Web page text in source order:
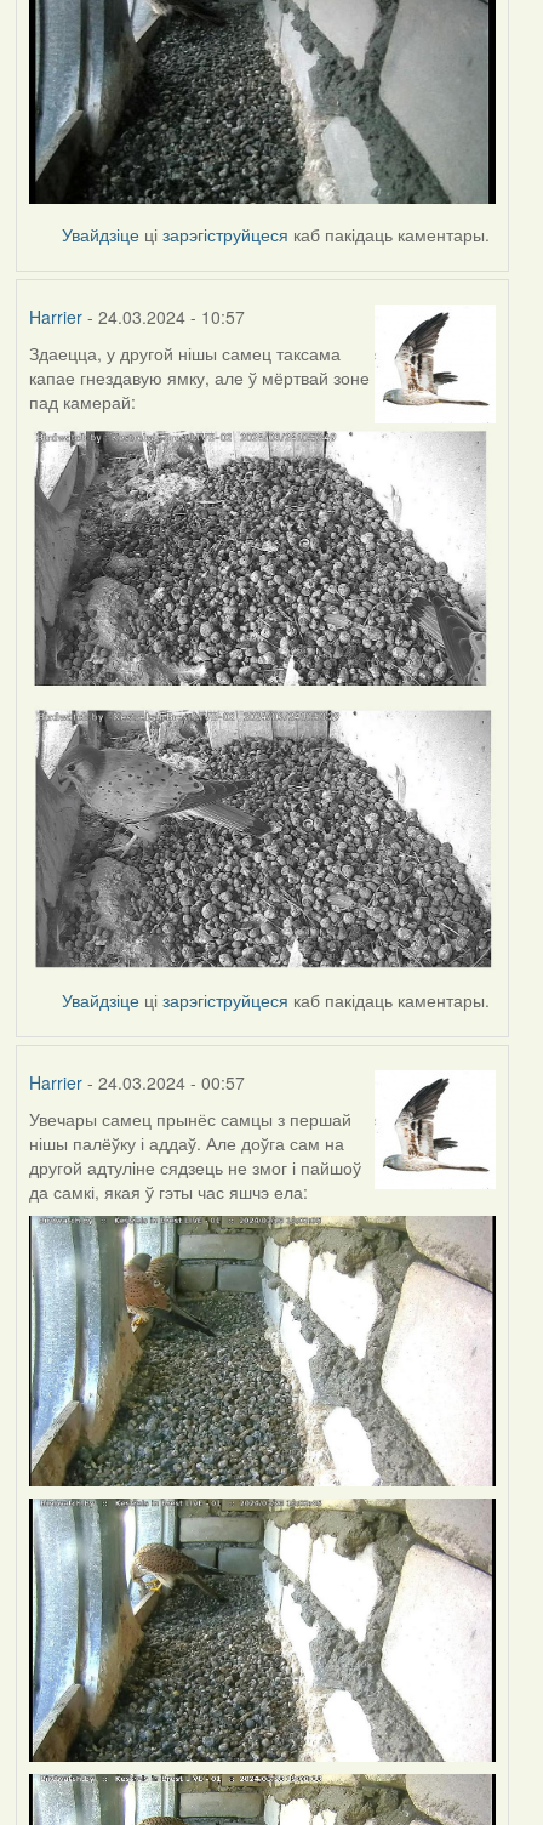
Увайдзіце цізарэгіструйцеся каб пакідаць каментары.
Harrier- 24.03.2024 - 10:57
Здаецца, у другой нішы самец таксама
капае гнездавую ямку, але ў мёртвай зоне
пад камерай:
Увайдзіце цізарэгіструйцеся каб пакідаць каментары.
Harrier- 24.03.2024 - 00:57
Увечары самец прынёс самцы з першай
нішы палёўку і аддаў. Але доўга сам на
другой адтуліне сядзець не змог і пайшоў
да самкі, якая ў гэты час яшчэ ела: